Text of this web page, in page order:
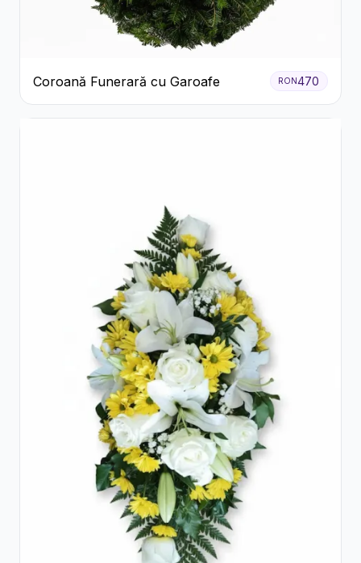
Coroană Funerară cu Garoafe RON470